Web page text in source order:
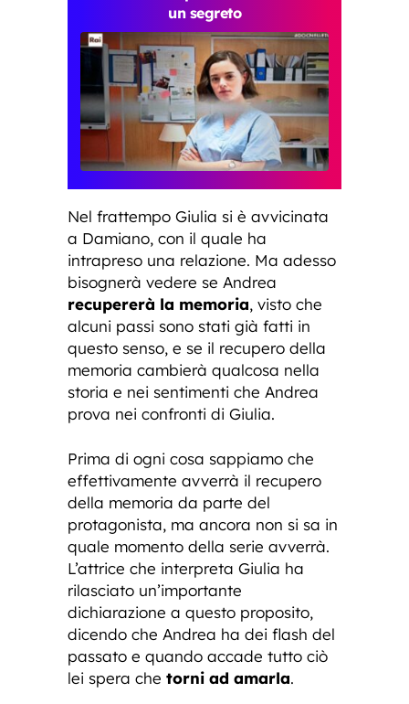
un segreto
Nel frattempo Giulia si è avvicinata
a Damiano, con il quale ha
intrapreso una relazione. Ma adesso
bisognerà vedere se Andrea
recupererà la memoria, visto che
alcuni passi sono stati già fatti in
questo senso, e se il recupero della
memoria cambierà qualcosa nella
storia e nei sentimenti che Andrea
prova nei confronti di Giulia.
Prima di ogni cosa sappiamo che
effettivamente avverrà il recupero
della memoria da parte del
protagonista, ma ancora non si sa in
quale momento della serie avverrà.
L’attrice che interpreta Giulia ha
rilasciato un’importante
dichiarazione a questo proposito,
dicendo che Andrea ha dei flash del
passato e quando accade tutto ciò
lei spera che torni ad amarla.